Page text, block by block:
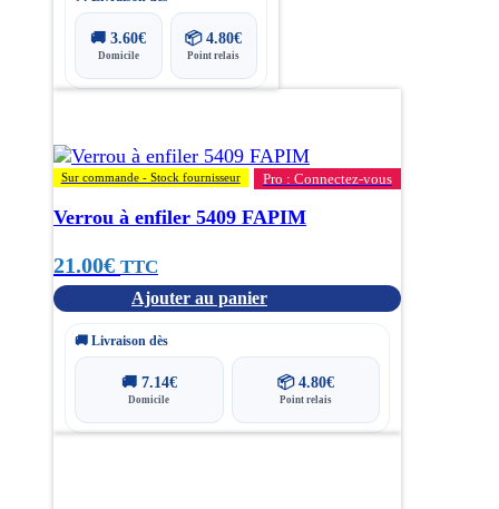
🚚3.60€
Domicile
📦4.80€
Point relais
Sur commande - Stock fournisseur Pro : Connectez-vous
Verrou à enfiler 5409 FAPIM
21.00€ TTC
Ajouter au panier
🚚 Livraison dès
🚚 7.14€
Domicile
📦 4.80€
Point relais